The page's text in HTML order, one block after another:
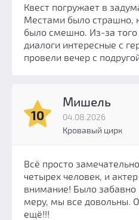
Квест погружает в
Местами было страшно,
было смешно. Из-за
диалоги интересные с
провели вечер с
10
Мишель
04.08.2026
Кровавый цирк
Всё просто
четырех человек, и
внимание! Было забавно
меру, мы все довольны.
ещё!!!